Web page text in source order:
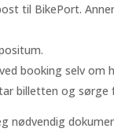
til BikePort.
booking selv om
billetten og
nødvendig